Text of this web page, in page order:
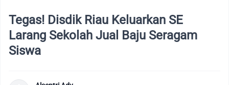
Tegas! Disdik Riau Keluarkan SE
Larang Sekolah Jual Baju Seragam
Siswa